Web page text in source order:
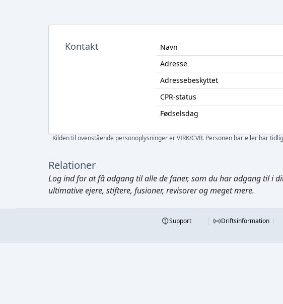
Kontakt Navn
Adresse
Adressebeskyttet
CPR-status
Fødselsdag
Kilden til ovenstående personoplysninger er VIRK/CVR. Personen har eller har
Relationer
Log indfor at få adgang til alle de faner, som du har adgang til i
ultimative ejere, stiftere, fusioner, revisorer og meget mere.
Support
Driftsinformation